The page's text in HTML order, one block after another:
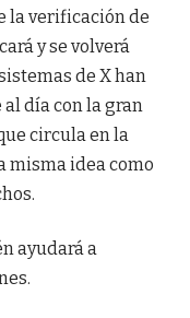
la verificación de
y se volverá
de X han
día con la gran
circula en la
misma idea como
ayudará a